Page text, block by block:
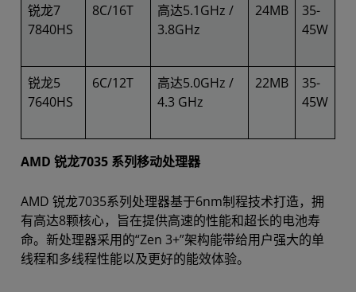
锐龙7
7840HS
8C/16T
高达5.1GHz /
3.8GHz
24MB
35-
45W
锐龙5
7640HS
6C/12T
高达5.0GHz /
4.3 GHz
22MB
35-
45W
AMD 锐龙7035 系列移动处理器
AMD 锐龙7035系列处理器基于6nm制程技术打造，拥
有高达8颗核心，旨在提供高速的性能和超长的电池寿
命。新处理器采用的“Zen 3+”架构能带给用户强大的单
线程和多线程性能以及更好的能效体验。